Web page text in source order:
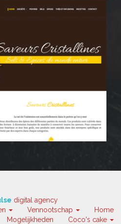
digital agency
Home
Vennootschap
Coco's cake
Mogelijkheden